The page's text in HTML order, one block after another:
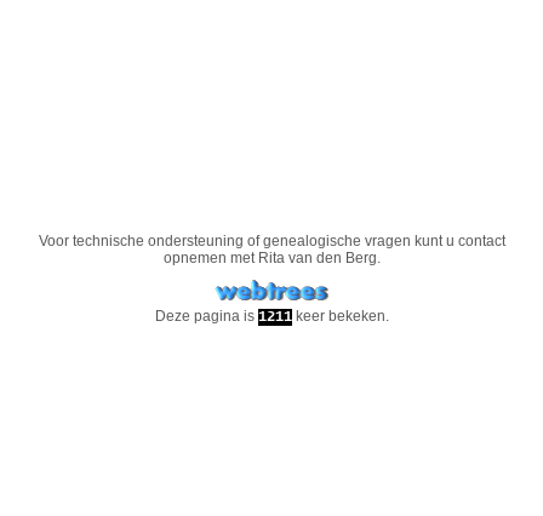
Voor technische ondersteuning of genealogische vragen kunt u contact
opnemen met Rita van den Berg.
Deze pagina is 1211keer bekeken.